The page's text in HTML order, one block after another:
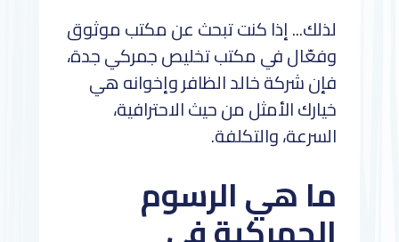
لذلك... إذا كنت تبحث عن مكتب موثوق
وفعّال في مكتب تخليص جمركي جدة،
فإن شركة خالد الظافر وإخوانه هي
خيارك الأمثل من حيث الاحترافية،
السرعة، والتكلفة.
ما هي الرسوم